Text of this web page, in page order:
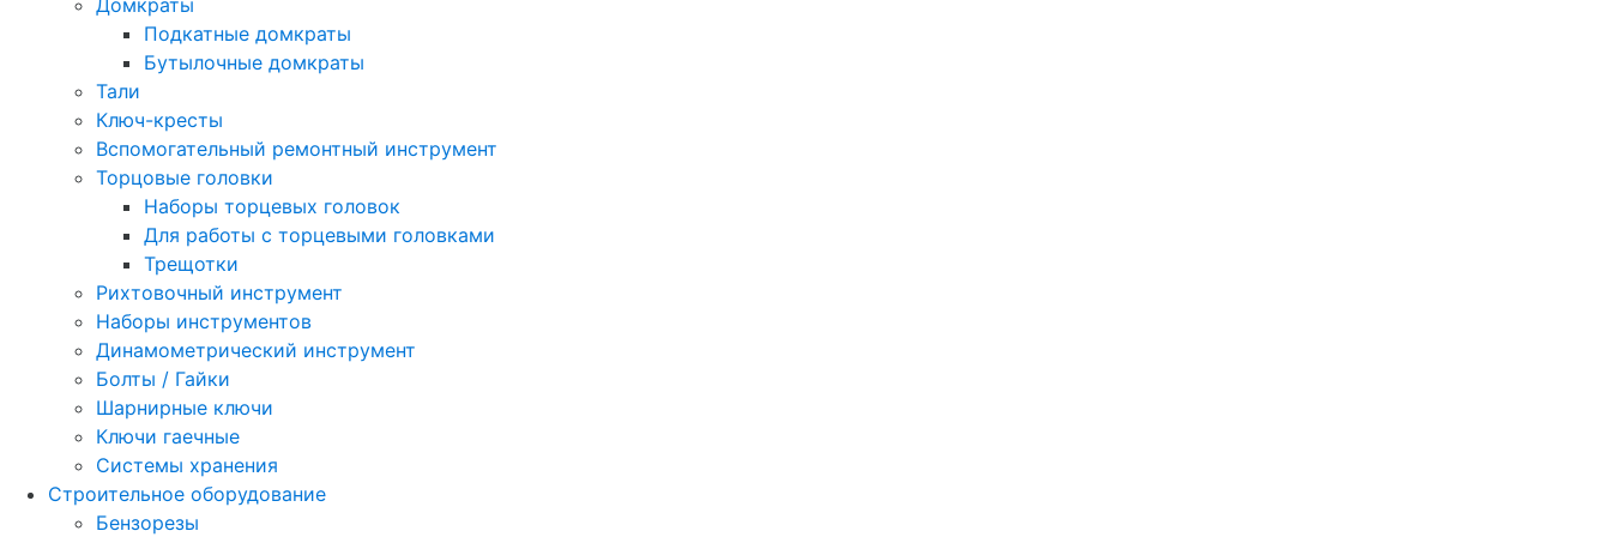
Домкраты
Подкатные домкраты
Бутылочные домкраты
Тали
Ключ-кресты
Вспомогательный ремонтный инструмент
Торцовые головки
Наборы торцевых головок
Для работы с торцевыми головками
Трещотки
Рихтовочный инструмент
Наборы инструментов
Динамометрический инструмент
Болты / Гайки
Шарнирные ключи
Ключи гаечные
Системы хранения
Строительное оборудование
Бензорезы